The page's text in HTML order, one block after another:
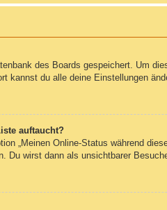
des Boards gespeichert. Um
kannst du alle deine Einstellungen
auftaucht?
„Meinen Online-Status während
Du wirst dann als unsichtbarer